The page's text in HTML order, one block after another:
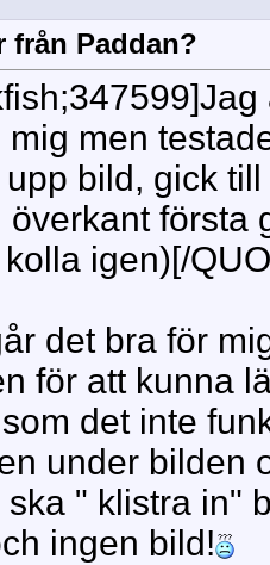
från Paddan?
men
bild, gick
överkant första
igen)[/
det bra för
för att kunna
det inte
under bilden
" klistra in"
ingen bild!